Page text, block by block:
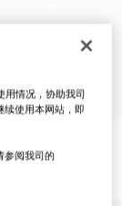
列吊坠项链
情况，协助我司
续使用本网站，即
参阅我司的